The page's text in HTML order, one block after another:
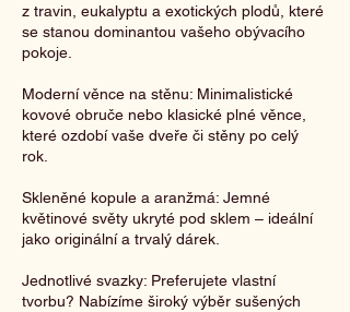
z travin, eukalyptu a exotických plodů, které
se stanou dominantou vašeho obývacího
pokoje.
Moderní věnce na stěnu: Minimalistické
kovové obruče nebo klasické plné věnce,
které ozdobí vaše dveře či stěny po celý
rok.
Skleněné kopule a aranžmá: Jemné
květinové světy ukryté pod sklem – ideální
jako originální a trvalý dárek.
Jednotlivé svazky: Preferujete vlastní
tvorbu? Nabízíme široký výběr sušených